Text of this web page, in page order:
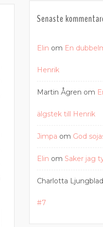
Senaste
Elin om En
Henrik
Martin Ågren om
älgstek till Henrik
Jimpa om God
Elin om Saker jag
Charlotta Ljungblad
#7